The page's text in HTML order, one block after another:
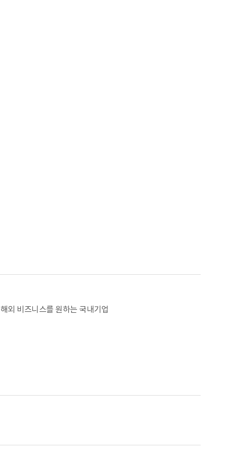
외 비즈니스를 원하는 국내기업